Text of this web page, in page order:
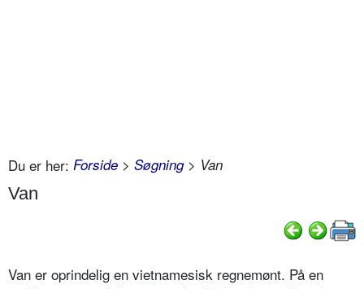
Du er her: Forside > Søgning> Van
Van
Van er oprindelig en vietnamesisk regnemønt. På en